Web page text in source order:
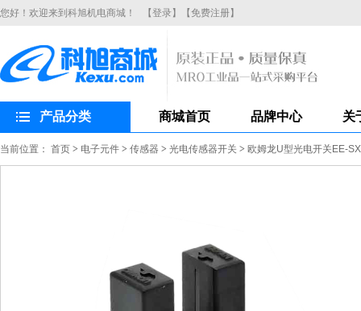
您好！欢迎来到科旭机电商城！ 【登录】 【免费注册】
产品分类 商城首页 品牌中心 关
当前位置： 首页 > 电子元件 > 传感器 > 光电传感器开关 > 欧姆龙U型光电开关EE-